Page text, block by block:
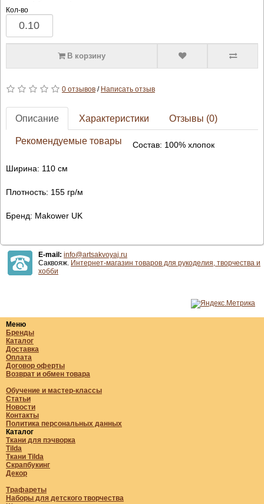
Кол-во
В корзину
0 отзывов/ Написать отзыв
Описание Характеристики Отзывы (0)
Рекомендуемые товары Состав: 100% хлопок
Ширина: 110 см
Плотность: 155 гр/м
Бренд: Makower UK
E-mail: info@artsakvoyaj.ru
Саквояж. Интернет-магазин товаров для рукоделия, творчества и
хобби
Меню
Бренды
Каталог
Доставка
Оплата
Договор оферты
Возврат и обмен товара
Обучение и мастер-классы
Статьи
Новости
Контакты
Политика персональных данных
Каталог
Ткани для пэчворка
Tilda
Ткани Tilda
Скрапбукинг
Декор
Трафареты
Наборы для детского творчества